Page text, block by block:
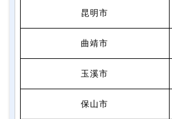
昆明市
曲靖市
玉溪市
保山市